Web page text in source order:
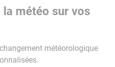
météo sur vos
météorologique